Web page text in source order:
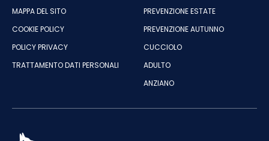
MAPPA DEL SITO
COOKIE POLICY
POLICY PRIVACY
TRATTAMENTO DATI PERSONALI
PREVENZIONE ESTATE
PREVENZIONE AUTUNNO
CUCCIOLO
ADULTO
ANZIANO